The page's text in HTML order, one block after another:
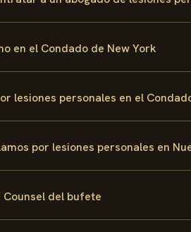
en el Condado de New York
lesiones personales en el
por lesiones personales en
Counsel del bufete